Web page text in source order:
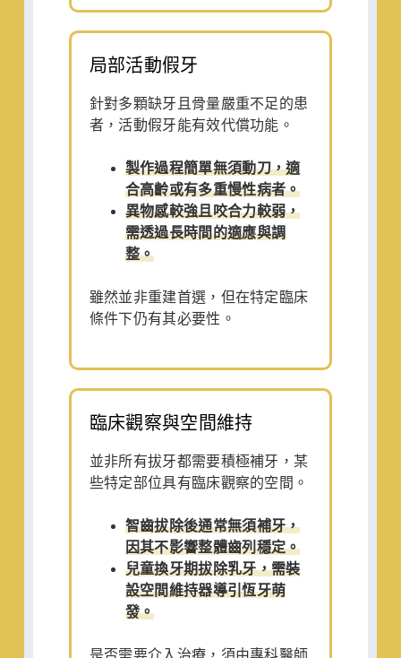
局部活動假牙
針對多顆缺牙且骨量嚴重不足的患
者，活動假牙能有效代償功能。
製作過程簡單無須動刀，適
合高齡或有多重慢性病者。
異物感較強且咬合力較弱，
需透過長時間的適應與調
整。
雖然並非重建首選，但在特定臨床
條件下仍有其必要性。
臨床觀察與空間維持
並非所有拔牙都需要積極補牙，某
些特定部位具有臨床觀察的空間。
智齒拔除後通常無須補牙，
因其不影響整體齒列穩定。
兒童換牙期拔除乳牙，需裝
設空間維持器導引恆牙萌
發。